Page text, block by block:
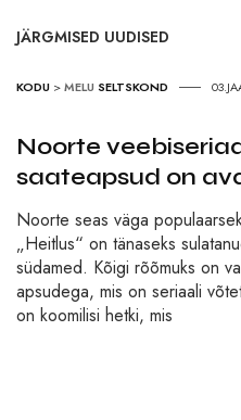
JÄRGMISED UUDISED
KODU >MELU SELTSKOND
Noorte
saateapsud on
Noorte seas väga
„Heitlus“ on tänaseks
südamed. Kõigi rõõmuks on
apsudega, mis on seriaali
on koomilisi hetki, mis